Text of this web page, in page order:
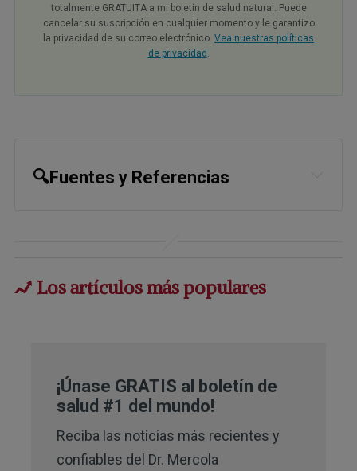
totalmente GRATUITA a mi boletín de salud natural. Puede
cancelar su suscripción en cualquier momento y le garantizo
la privacidad de su correo electrónico. Vea nuestras políticas
de privacidad .
🔍Fuentes y Referencias
Los artículos más populares
¡Únase GRATIS al boletín de
salud #1 del mundo!
Reciba las noticias más recientes y
confiables del Dr. Mercola